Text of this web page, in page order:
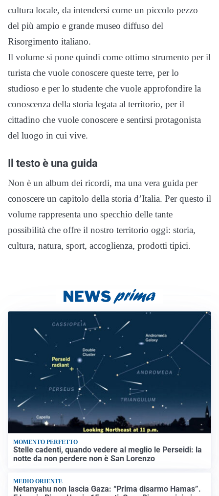
cultura locale, da intendersi come un piccolo pezzo
del più ampio e grande museo diffuso del
Risorgimento italiano.
Il volume si pone quindi come ottimo strumento per il
turista che vuole conoscere queste terre, per lo
studioso e per lo studente che vuole approfondire la
conoscenza della storia legata al territorio, per il
cittadino che vuole conoscere e sentirsi protagonista
del luogo in cui vive.
Il testo è una guida
Non è un album dei ricordi, ma una vera guida per
conoscere un capitolo della storia d’Italia. Per questo il
volume rappresenta uno specchio delle tante
possibilità che offre il nostro territorio oggi: storia,
cultura, natura, sport, accoglienza, prodotti tipici.
MOMENTO PERFETTO
Stelle cadenti, quando vedere al meglio le Perseidi: la
notte da non perdere non è San Lorenzo
MEDIO ORIENTE
Netanyahu non lascia Gaza: “Prima disarmo Hamas”.